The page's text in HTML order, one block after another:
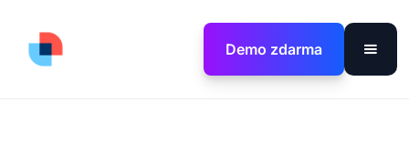
Demo zdarma